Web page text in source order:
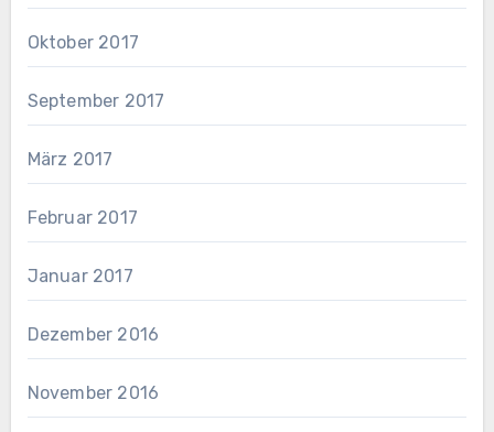
Oktober 2017
September 2017
März 2017
Februar 2017
Januar 2017
Dezember 2016
November 2016